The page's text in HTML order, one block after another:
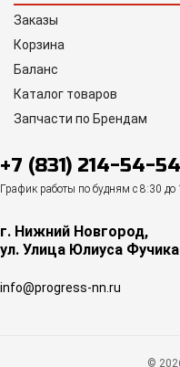
Заказы
Корзина
Баланс
Каталог товаров
Запчасти по Брендам
+7 (831) 214-54-54
График работы по будням с 8:30 до
г. Нижний Новгород,
ул. Улица Юлиуса
info@progress-nn.ru
©